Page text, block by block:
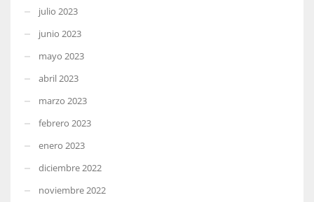
julio 2023
junio 2023
mayo 2023
abril 2023
marzo 2023
febrero 2023
enero 2023
diciembre 2022
noviembre 2022